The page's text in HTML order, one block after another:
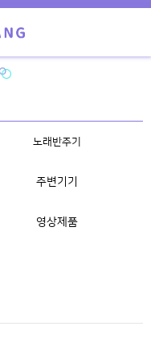
노래반주기
주변기기
영상제품